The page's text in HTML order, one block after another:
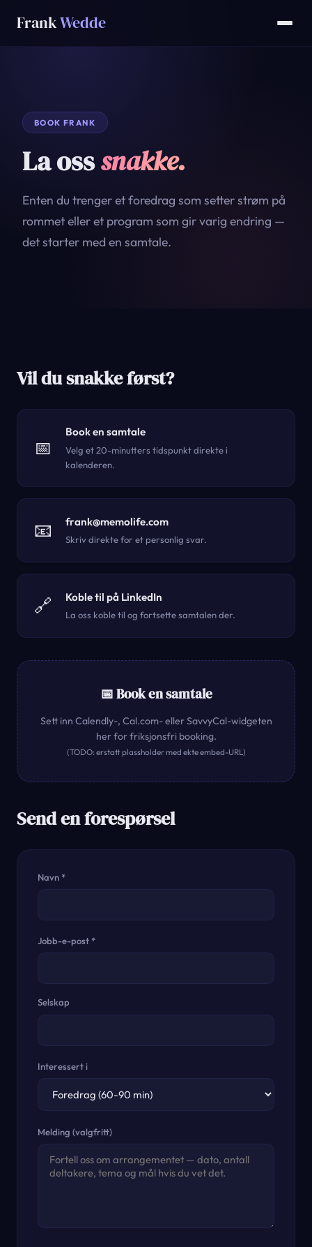
FrankWedde
BOOK FRANK
La osssnakke.
Enten du trenger et foredrag som setter strøm på
rommet eller et program som gir varig endring —
det starter med en samtale.
Vil du snakke først?
📅
Book en samtale
Velg et 20-minutters tidspunkt direkte i
kalenderen.
📧 frank@memolife.com
Skriv direkte for et personlig svar.
🔗 Koble til på LinkedIn
La oss koble til og fortsette samtalen der.
📅 Book en samtale
Sett inn Calendly-, Cal.com- eller SavvyCal-widgeten
her for friksjonsfri booking.
(TODO: erstatt plassholder med ekte embed-URL)
Send en forespørsel
Navn *
Jobb-e-post *
Selskap
Interessert i
Melding (valgfritt)